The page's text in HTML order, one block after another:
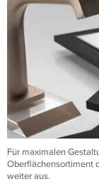
Für maximalen
Oberflächensortiment
weiter aus.